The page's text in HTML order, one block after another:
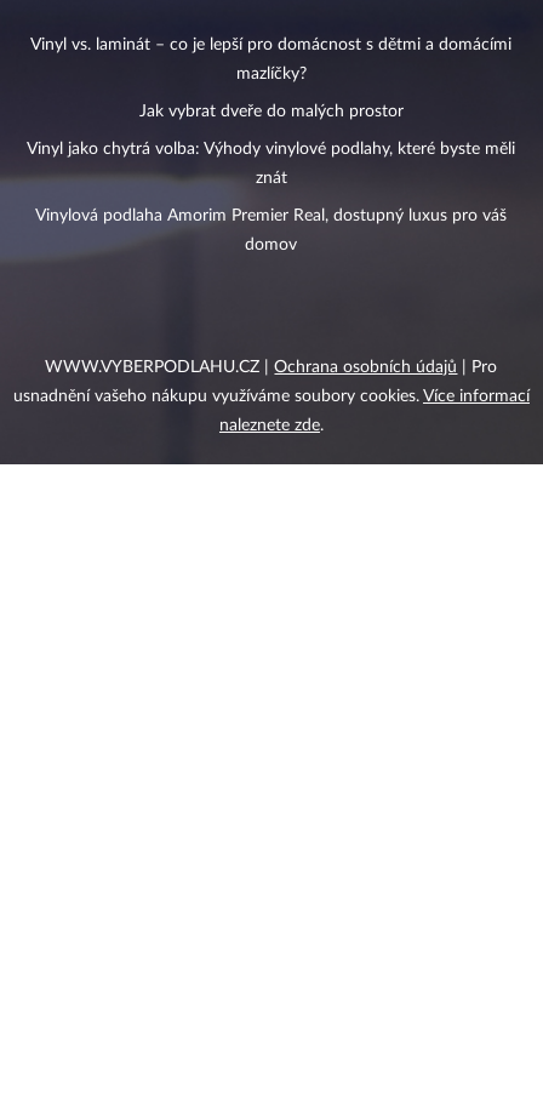
Vinyl vs. laminát – co je lepší pro domácnost s dětmi a domácími
mazlíčky?
Jak vybrat dveře do malých prostor
Vinyl jako chytrá volba: Výhody vinylové podlahy, které byste měli
znát
Vinylová podlaha Amorim Premier Real, dostupný luxus pro váš
domov
WWW.VYBERPODLAHU.CZ |Ochrana osobních údajů
| Pro
usnadnění vašeho nákupu využíváme soubory cookies. Více informací
naleznete zde.